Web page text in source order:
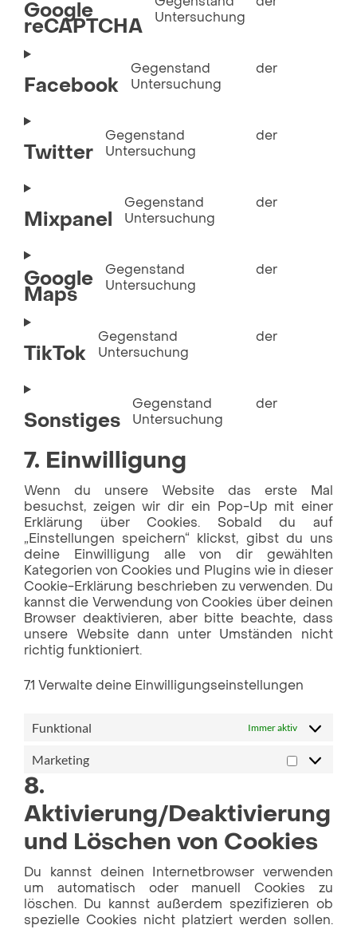
Google
reCAPTCHA
Untersuchung
Facebook
Gegenstand der
Untersuchung
Twitter
Gegenstand der
Untersuchung
Mixpanel
Gegenstand der
Untersuchung
Google
Maps
Gegenstand der
Untersuchung
TikTok
Gegenstand der
Untersuchung
Sonstiges
Gegenstand der
Untersuchung
7. Einwilligung
Wenn du unsere Website das erste Mal
besuchst, zeigen wir dir ein Pop-Up mit einer
Erklärung über Cookies. Sobald du auf
„Einstellungen speichern“ klickst, gibst du uns
deine Einwilligung alle von dir gewählten
Kategorien von Cookies und Plugins wie in dieser
Cookie-Erklärung beschrieben zu verwenden. Du
kannst die Verwendung von Cookies über deinen
Browser deaktivieren, aber bitte beachte, dass
unsere Website dann unter Umständen nicht
richtig funktioniert.
7.1 Verwalte deine Einwilligungseinstellungen
Funktional Immer aktiv
Marketing
8.
Aktivierung/Deaktivierung
und Löschen von Cookies
Du kannst deinen Internetbrowser verwenden
um automatisch oder manuell Cookies zu
löschen. Du kannst außerdem spezifizieren ob
spezielle Cookies nicht platziert werden sollen.